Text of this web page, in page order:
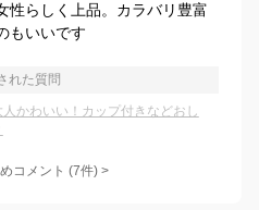
性らしく上品。カラバリ豊富
もいいです
れた質問
かわいい！カップ付きなどおし
コメント (7件) >